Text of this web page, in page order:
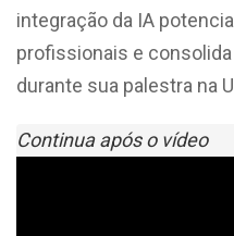
integração da IA
profissionais e
durante sua palestra na
Continua após o vídeo